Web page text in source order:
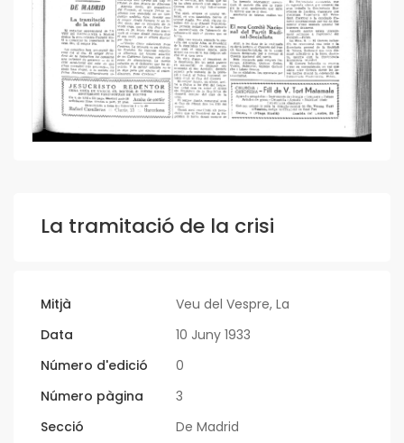
La tramitació de la crisi
Mitjà
Veu del Vespre, La
Data
10 Juny 1933
Número d'edició
0
Número pàgina
3
Secció
De Madrid